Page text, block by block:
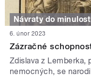
Návraty do
6. únor 2023
Zázračné
Zdislava z Lemberka,
nemocných, se